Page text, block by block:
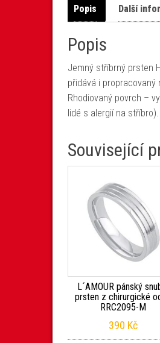
Popis Další
Popis
Jemný stříbrný prsten
přidává i
Rhodiovaný povrch –
lidé s alergií na
Související
L´AMOUR pánský
prsten z chirurgické
RRC2095-M
390 Kč